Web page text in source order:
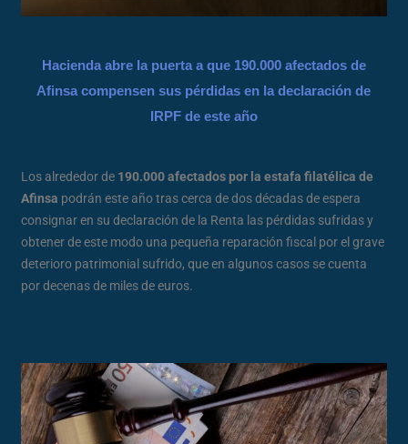
Hacienda abre la puerta a que 190.000 afectados de
Afinsa compensen sus pérdidas en la declaración de
IRPF de este año
Los alrededor de 190.000 afectados por la estafa filatélica de
Afinsa podrán este año tras cerca de dos décadas de espera
consignar en su declaración de la Renta las pérdidas sufridas y
obtener de este modo una pequeña reparación fiscal por el grave
deterioro patrimonial sufrido, que en algunos casos se cuenta
por decenas de miles de euros.